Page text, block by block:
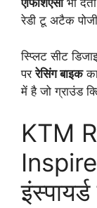
एफिशिएंसीभी
रेडी टू अटैक
स्प्लिट सीट
पररेसिंग बाइक
में है जो ग्राउंड
KTM